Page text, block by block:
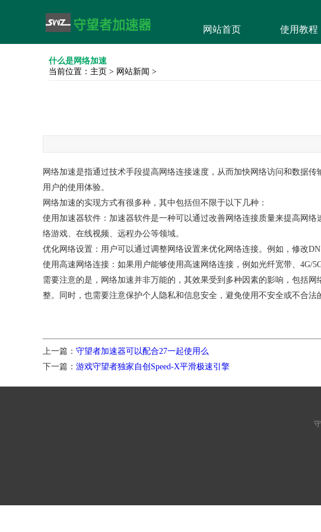
网站首页 使用教程
什么是网络加速
当前位置： 主页 > 网站新闻 >
网络加速是指通过技术手段提高网络连接速度，从而加快网络访问和数据
用户的使用体验。
网络加速的实现方式有很多种，其中包括但不限于以下几种：
使用加速器软件：加速器软件是一种可以通过改善网络连接质量来提高网
络游戏、在线视频、远程办公等领域。
优化网络设置：用户可以通过调整网络设置来优化网络连接。例如，修改
使用高速网络连接：如果用户能够使用高速网络连接，例如光纤宽带、4G/
需要注意的是，网络加速并非万能的，其效果受到多种因素的影响，包括
整。同时，也需要注意保护个人隐私和信息安全，避免使用不安全或不合法
上一篇： 守望者加速器可以配合27一起使用么
下一篇： 游戏守望者独家自创Speed-X平滑极速引擎